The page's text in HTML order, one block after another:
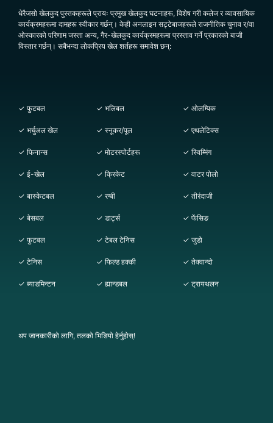
धेरैजसो खेलकुद पुस्तकहरूले प्रायः प्रमुख खेलकुद घटनाहरू, विशेष गरी कलेज र व्यावसायिक
कार्यक्रमहरूमा दामहरू स्वीकार गर्छन्। केही अनलाइन सट्टेबाजहरूले राजनीतिक चुनाव र/वा
ओस्कारको परिणाम जस्ता अन्य, गैर-खेलकुद कार्यक्रमहरूमा प्रस्ताव गर्ने प्रकारको बाजी
विस्तार गर्छन्। सबैभन्दा लोकप्रिय खेल शर्तहरू समावेश छन्:
✓ फुटबल
✓ भर्चुअल खेल
✓ फिनान्स
✓ ई-खेल
✓ बास्केटबल
✓ बेसबल
✓ फुटबल
✓ टेनिस
✓ ब्याडमिन्टन
✓ भलिबल
✓ स्नूकर/पूल
✓ मोटरस्पोर्टहरू
✓ क्रिकेट
✓ रग्बी
✓ डार्ट्स
✓ टेबल टेनिस
✓ फिल्ड हक्की
✓ ह्यान्डबल
✓ ओलम्पिक
✓ एथलेटिक्स
✓ स्विम्मिंग
✓ वाटर पोलो
✓ तीरंदाजी
✓ फेंसिङ
✓ जुडो
✓ तेक्वान्दो
✓ ट्रायथलन
थप जानकारीको लागि, तलको भिडियो हेर्नुहोस्!